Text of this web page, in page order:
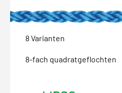
8 Varianten
8-fach quadratgeflochten